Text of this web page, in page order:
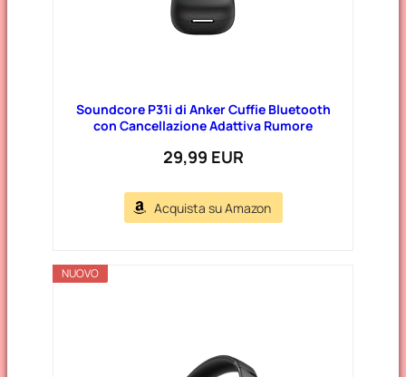
Soundcore P31i di Anker Cuffie Bluetooth
con Cancellazione Adattiva Rumore
29,99 EUR
Acquista su Amazon
NUOVO